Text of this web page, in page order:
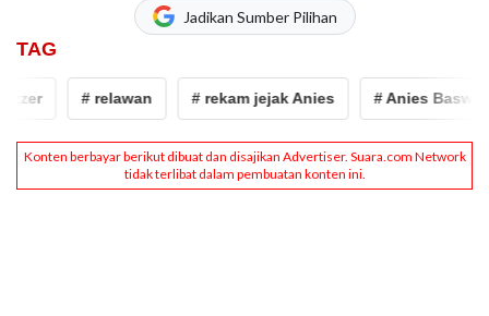
Jadikan Sumber Pilihan
TAG
# relawan # rekam jejak Anies # Anies Baswedan